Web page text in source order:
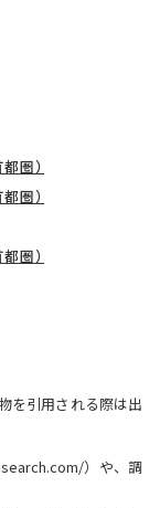
圏）
圏）
圏）
を引用される際は出
）や、調